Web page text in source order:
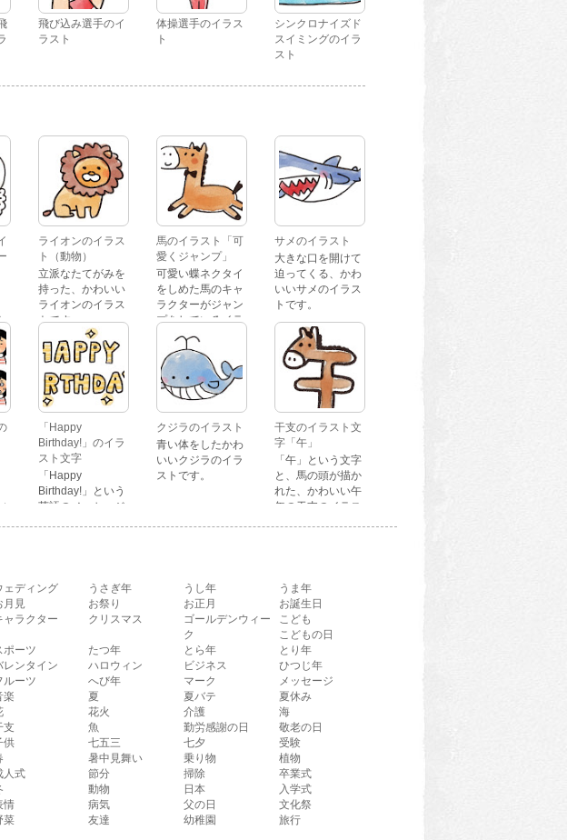
飛び込み選手のイ
ラスト
体操選手のイラス
ト
シンクロナイズド
スイミングのイラ
スト
ライオンのイラス
ト（動物）
立派なたてがみを
持った、かわいい
ライオンのイラス
トです。
馬のイラスト「可
愛くジャンプ」
可愛い蝶ネクタイ
をしめた馬のキャ
ラクターがジャン
プをしているイラ
ストです。
サメのイラスト
大きな口を開けて
迫ってくる、かわ
いいサメのイラス
トです。
「Happy
Birthday!」のイラ
スト文字
「Happy
Birthday!」という
英語のメッセージ
クジラのイラスト
青い体をしたかわ
いいクジラのイラ
ストです。
干支のイラスト文
字「午」
「午」という文字
と、馬の頭が描か
れた、かわいい午
年の干支のイラス
ェディング うさぎ年 うし年
うま年
月見 お祭り お正月
お誕生日
ャラクター クリスマス
ゴールデンウィー
ク
こども
こどもの日
ポーツ たつ年 とら年
とり年
レンタイン ハロウィン ビジネス
ひつじ年
ルーツ へび年 マーク
メッセージ
楽 夏 夏バテ
夏休み
花火 介護
海
支 魚 勤労感謝の日
敬老の日
供 七五三 七夕
受験
暑中見舞い 乗り物
植物
人式 節分 掃除
卒業式
動物 日本
入学式
情 病気 父の日
文化祭
菜 友達 幼稚園
旅行